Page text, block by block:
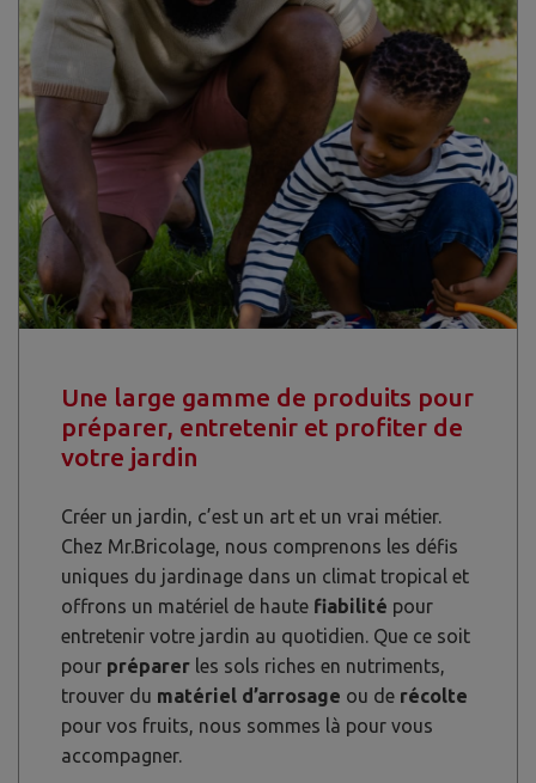
Une large gamme de produits pour
préparer, entretenir et profiter de
votre jardin
Créer un jardin, c’est un art et un vrai métier.
Chez Mr.Bricolage, nous comprenons les défis
uniques du jardinage dans un climat tropical et
offrons un matériel de haute fiabilité pour
entretenir votre jardin au quotidien. Que ce soit
pour préparer les sols riches en nutriments,
trouver du matériel d’arrosage ou de récolte
pour vos fruits, nous sommes là pour vous
accompagner.